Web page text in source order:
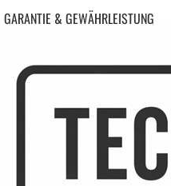
GARANTIE & GEWÄHRLEISTUNG